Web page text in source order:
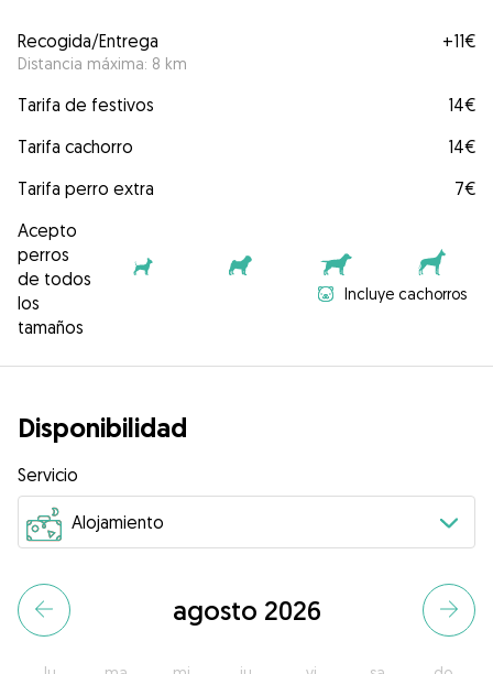
Recogida/Entrega
Distancia máxima: 8 km
+11€
Tarifa de festivos
14€
Tarifa cachorro
14€
Tarifa perro extra
7€
Acepto
perros
de todos
los
tamaños
Incluye cachorros
Disponibilidad
Servicio
agosto 2026